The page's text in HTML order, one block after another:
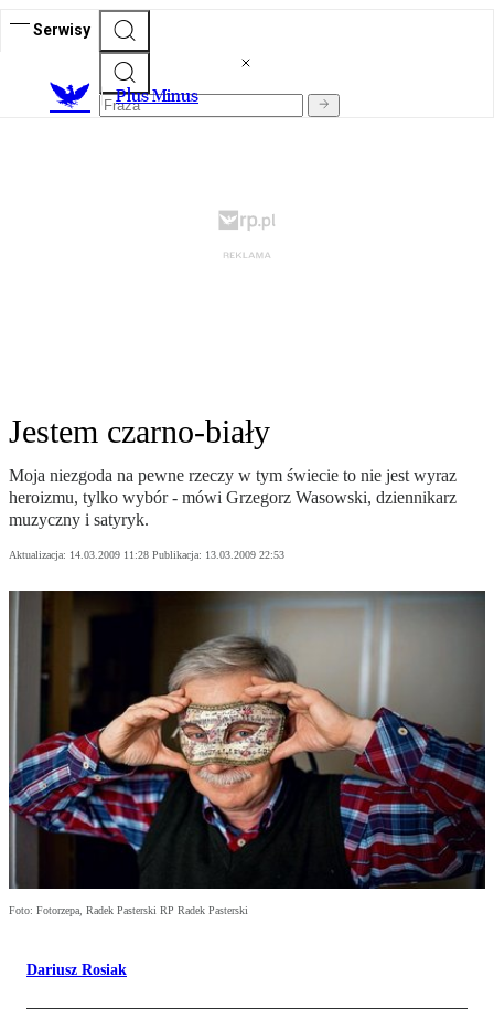
Serwisy
Plus Minus
Jestem czarno-biały
Moja niezgoda na pewne rzeczy w tym świecie to nie jest wyraz
heroizmu, tylko wybór - mówi Grzegorz Wasowski, dziennikarz
muzyczny i satyryk.
Aktualizacja: 14.03.2009 11:28 Publikacja: 13.03.2009 22:53
Foto: Fotorzepa, Radek Pasterski RP Radek Pasterski
Dariusz Rosiak